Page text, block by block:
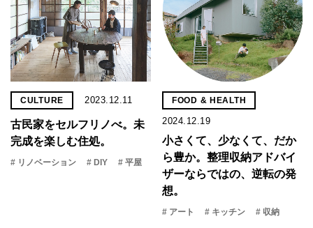
CULTURE 2023.12.11
古民家をセルフリノべ。未
完成を楽しむ住処。
# リノベーション # DIY # 平屋
FOOD & HEALTH
2024.12.19
小さくて、少なくて、だか
ら豊か。整理収納アドバイ
ザーならではの、逆転の発
想。
# アート # キッチン # 収納